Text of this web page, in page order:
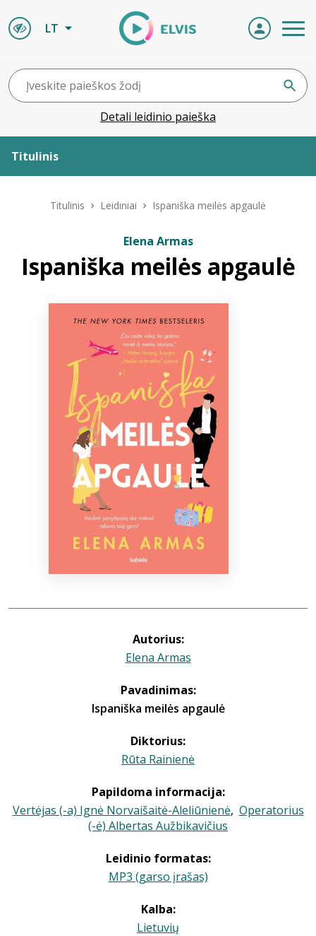
LT
Detali leidinio paieška
Titulinis
ELVIS atvyksta
Bibliotekoms
Titulinis Leidiniai Ispaniška meilės apgaulė
Elena Armas
Ispaniška meilės apgaulė
Autorius:
Elena Armas
Pavadinimas:
Ispaniška meilės apgaulė
Diktorius:
Rūta Rainienė
Papildoma informacija:
Vertėjas (-a) Ignė Norvaišaitė-Aleliūnienė, Operatorius
(-ė) Albertas Aužbikavičius
Leidinio formatas:
MP3 (garso įrašas)
Kalba:
Lietuvių